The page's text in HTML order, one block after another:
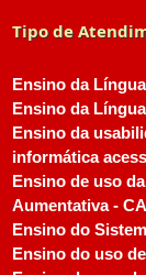
Tipo de
Ensino da
Ensino da
Ensino da
informática
Ensino de uso
Aumentativa -
Ensino do
Ensino do uso